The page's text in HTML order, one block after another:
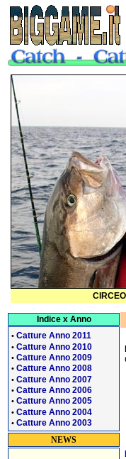
Indice x Anno
• Catture Anno 2011
• Catture Anno 2010
• Catture Anno 2009
• Catture Anno 2008
• Catture Anno 2007
• Catture Anno 2006
• Catture Anno 2005
• Catture Anno 2004
• Catture Anno 2003
NEWS